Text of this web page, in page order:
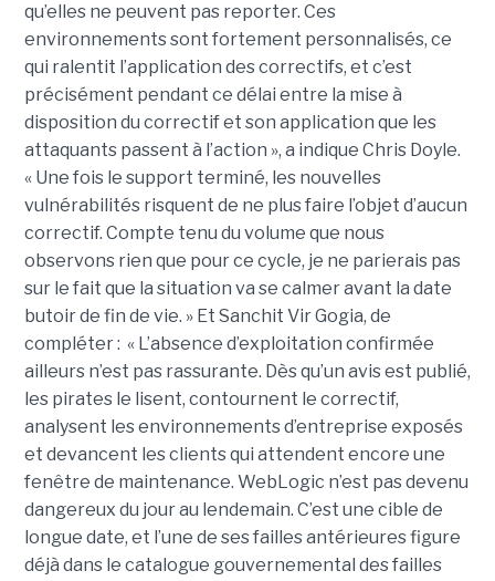
qu’elles ne peuvent pas reporter. Ces
environnements sont fortement personnalisés, ce
qui ralentit l’application des correctifs, et c’est
précisément pendant ce délai entre la mise à
disposition du correctif et son application que les
attaquants passent à l’action », a indique Chris Doyle.
« Une fois le support terminé, les nouvelles
vulnérabilités risquent de ne plus faire l’objet d’aucun
correctif. Compte tenu du volume que nous
observons rien que pour ce cycle, je ne parierais pas
sur le fait que la situation va se calmer avant la date
butoir de fin de vie. » Et Sanchit Vir Gogia, de
compléter : « L’absence d’exploitation confirmée
ailleurs n’est pas rassurante. Dès qu’un avis est publié,
les pirates le lisent, contournent le correctif,
analysent les environnements d’entreprise exposés
et devancent les clients qui attendent encore une
fenêtre de maintenance. WebLogic n’est pas devenu
dangereux du jour au lendemain. C’est une cible de
longue date, et l’une de ses failles antérieures figure
déjà dans le catalogue gouvernemental des failles